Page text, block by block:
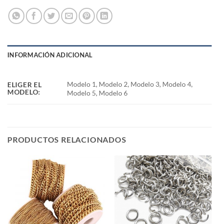
INFORMACIÓN ADICIONAL
ELIGER EL
MODELO:
Modelo 1, Modelo 2, Modelo 3, Modelo 4,
Modelo 5, Modelo 6
PRODUCTOS RELACIONADOS